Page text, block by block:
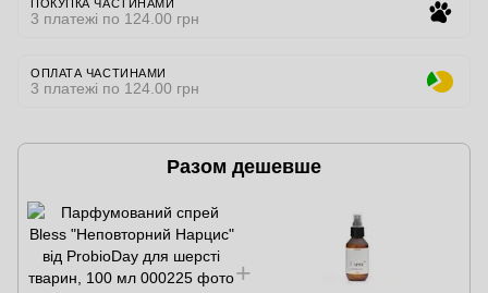
ПОКУПКА ЧАСТИНАМИ
3 платежі по 124.00 грн
ОПЛАТА ЧАСТИНАМИ
3 платежі по 124.00 грн
Разом дешевше